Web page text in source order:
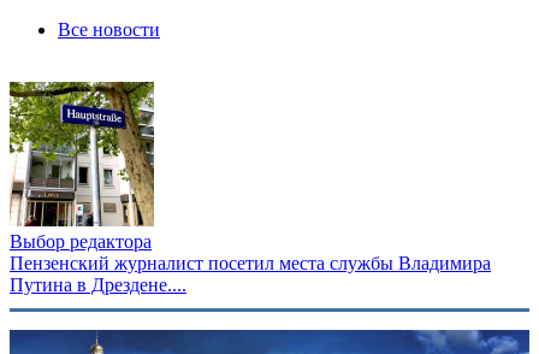
Все новости
Выбор редактора
Пензенский журналист посетил места службы Владимира
Путина в Дрездене....